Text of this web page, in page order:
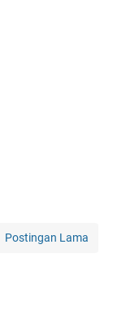
Postingan Lama